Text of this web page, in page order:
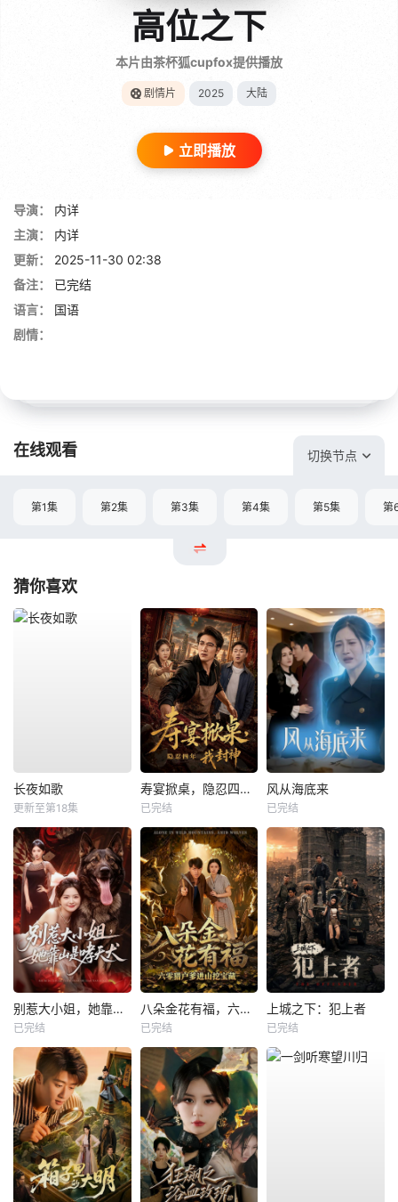
高位之下
本片由茶杯狐cupfox提供播放
剧情片 2025 大陆
立即播放
导演：
内详
主演：
内详
更新：
2025-11-30 02:38
备注：
已完结
语言：
国语
剧情：
在线观看 切换节点
第1集 第2集 第3集 第4集 第5集 第
猜你喜欢
长夜如歌
更新至第18集
寿宴掀桌，隐忍四年我封神
已完结
风从海底来
已完结
别惹大小姐，她靠山是哮天犬
已完结
八朵金花有福，六零猎户爹进山挖宝藏
已完结
上城之下：犯上者
已完结